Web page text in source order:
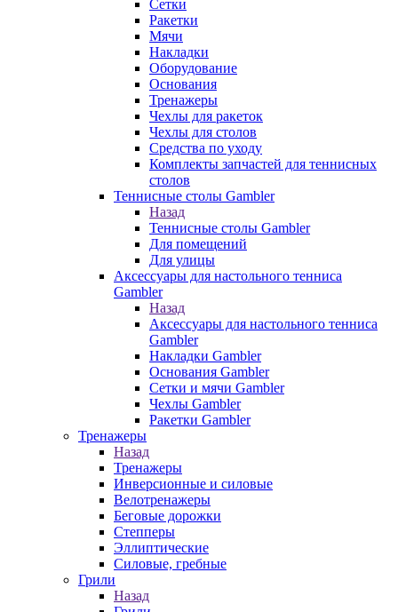
Сетки
Ракетки
Мячи
Накладки
Оборудование
Основания
Тренажеры
Чехлы для ракеток
Чехлы для столов
Средства по уходу
Комплекты запчастей для теннисных
столов
Теннисные столы Gambler
Назад
Теннисные столы Gambler
Для помещений
Для улицы
Аксессуары для настольного тенниса
Gambler
Назад
Аксессуары для настольного тенниса
Gambler
Накладки Gambler
Основания Gambler
Сетки и мячи Gambler
Чехлы Gambler
Ракетки Gambler
Тренажеры
Назад
Тренажеры
Инверсионные и силовые
Велотренажеры
Беговые дорожки
Степперы
Эллиптические
Силовые, гребные
Грили
Назад